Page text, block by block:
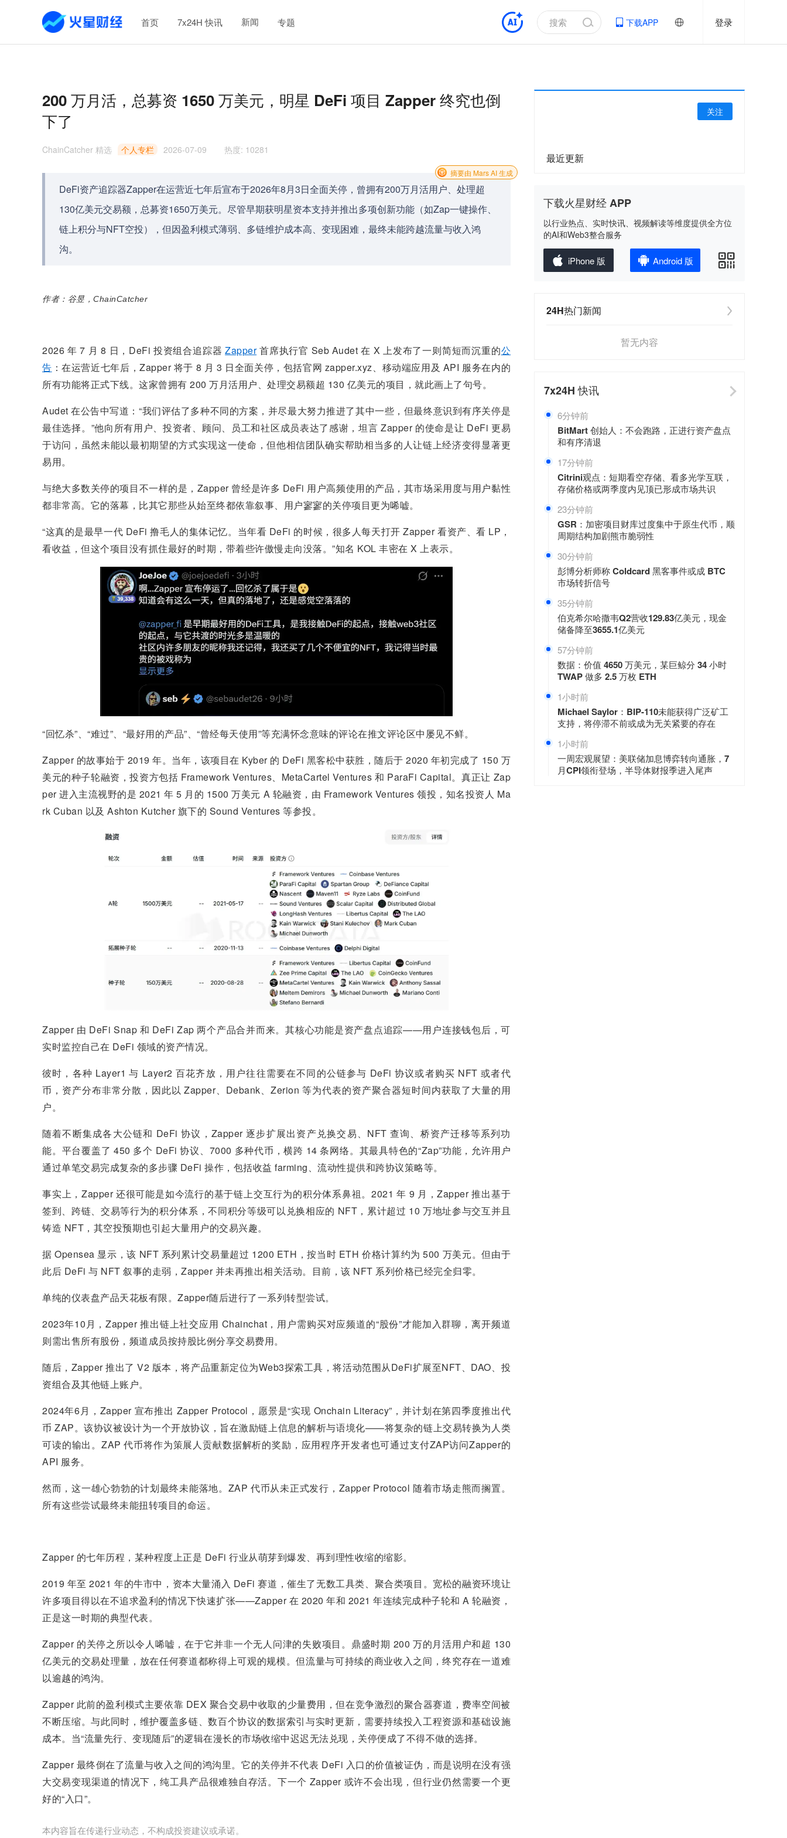
首页 7x24H 快讯 新闻 专题 下载APP 登录
200 万月活，总募资 1650 万美元，明星 DeFi 项目 Zapper 终究也倒
下了
ChainCatcher 精选 个人专栏 2026-07-09 热度: 10281
DeFi资产追踪器Zapper在运营近七年后宣布于2026年8月3日全面关停，曾拥有200万月活用户、处理超
130亿美元交易额，总募资1650万美元。尽管早期获明星资本支持并推出多项创新功能（如Zap一键操作、
链上积分与NFT空投），但因盈利模式薄弱、多链维护成本高、变现困难，最终未能跨越流量与收入鸿
沟。
摘要由 Mars AI 生成
作者：谷昱，ChainCatcher
2026 年 7 月 8 日，DeFi 投资组合追踪器Zapper首席执行官 Seb Audet 在 X 上发布了一则简短而沉重的公
告 ：在运营近七年后，Zapper 将于 8 月 3 日全面关停，包括官网 zapper.xyz、移动端应用及 API 服务在内的
所有功能将正式下线。这家曾拥有 200 万月活用户、处理交易额超 130 亿美元的项目，就此画上了句号。
Audet 在公告中写道：“我们评估了多种不同的方案，并尽最大努力推进了其中一些，但最终意识到有序关停是
最佳选择。”他向所有用户、投资者、顾问、员工和社区成员表达了感谢，坦言 Zapper 的使命是让 DeFi 更易
于访问，虽然未能以最初期望的方式实现这一使命，但他相信团队确实帮助相当多的人让链上经济变得显著更
易用。
与绝大多数关停的项目不一样的是，Zapper 曾经是许多 DeFi 用户高频使用的产品，其市场采用度与用户黏性
都非常高。它的落幕，比其它那些从始至终都依靠叙事、用户寥寥的关停项目更为唏嘘。
“这真的是最早一代 DeFi 撸毛人的集体记忆。当年看 DeFi 的时候，很多人每天打开 Zapper 看资产、看 LP，
看收益，但这个项目没有抓住最好的时期，带着些许傲慢走向没落。”知名 KOL 丰密在 X 上表示。
“回忆杀”、“难过”、“最好用的产品”、“曾经每天使用”等充满怀念意味的评论在推文评论区中屡见不鲜。
Zapper 的故事始于 2019 年。当年，该项目在 Kyber 的 DeFi 黑客松中获胜，随后于 2020 年初完成了 150 万
美元的种子轮融资，投资方包括 Framework Ventures、MetaCartel Ventures 和 ParaFi Capital。真正让 Zap
per 进入主流视野的是 2021 年 5 月的 1500 万美元 A 轮融资，由 Framework Ventures 领投，知名投资人 Ma
rk Cuban 以及 Ashton Kutcher 旗下的 Sound Ventures 等参投。
Zapper 由 DeFi Snap 和 DeFi Zap 两个产品合并而来。其核心功能是资产盘点追踪——用户连接钱包后，可
实时监控自己在 DeFi 领域的资产情况。
彼时，各种 Layer1 与 Layer2 百花齐放，用户往往需要在不同的公链参与 DeFi 协议或者购买 NFT 或者代
币，资产分布非常分散，因此以 Zapper、Debank、Zerion 等为代表的资产聚合器短时间内获取了大量的用
户。
随着不断集成各大公链和 DeFi 协议，Zapper 逐步扩展出资产兑换交易、NFT 查询、桥资产迁移等系列功
能。平台覆盖了 450 多个 DeFi 协议、7000 多种代币，横跨 14 条网络。其最具特色的“Zap”功能，允许用户
通过单笔交易完成复杂的多步骤 DeFi 操作，包括收益 farming、流动性提供和跨协议策略等。
事实上，Zapper 还很可能是如今流行的基于链上交互行为的积分体系鼻祖。2021 年 9 月，Zapper 推出基于
签到、跨链、交易等行为的积分体系，不同积分等级可以兑换相应的 NFT，累计超过 10 万地址参与交互并且
铸造 NFT，其空投预期也引起大量用户的交易兴趣。
据 Opensea 显示，该 NFT 系列累计交易量超过 1200 ETH，按当时 ETH 价格计算约为 500 万美元。但由于
此后 DeFi 与 NFT 叙事的走弱，Zapper 并未再推出相关活动。目前，该 NFT 系列价格已经完全归零。
单纯的仪表盘产品天花板有限。Zapper随后进行了一系列转型尝试。
2023年10月，Zapper 推出链上社交应用 Chainchat，用户需购买对应频道的“股份”才能加入群聊，离开频道
则需出售所有股份，频道成员按持股比例分享交易费用。
随后，Zapper 推出了 V2 版本，将产品重新定位为Web3探索工具，将活动范围从DeFi扩展至NFT、DAO、投
资组合及其他链上账户。
2024年6月，Zapper 宣布推出 Zapper Protocol，愿景是“实现 Onchain Literacy”，并计划在第四季度推出代
币 ZAP。该协议被设计为一个开放协议，旨在激励链上信息的解析与语境化——将复杂的链上交易转换为人类
可读的输出。ZAP 代币将作为策展人贡献数据解析的奖励，应用程序开发者也可通过支付ZAP访问Zapper的
API 服务。
然而，这一雄心勃勃的计划最终未能落地。ZAP 代币从未正式发行 ，Zapper Protocol 随着市场走熊而搁置。
所有这些尝试最终未能扭转项目的命运。
Zapper 的七年历程，某种程度上正是 DeFi 行业从萌芽到爆发、再到理性收缩的缩影。
2019 年至 2021 年的牛市中，资本大量涌入 DeFi 赛道，催生了无数工具类、聚合类项目。宽松的融资环境让
许多项目得以在不追求盈利的情况下快速扩张——Zapper 在 2020 年和 2021 年连续完成种子轮和 A 轮融资，
正是这一时期的典型代表。
Zapper 的关停之所以令人唏嘘，在于它并非一个无人问津的失败项目。鼎盛时期 200 万的月活用户和超 130
亿美元的交易处理量，放在任何赛道都称得上可观的规模。但流量与可持续的商业收入之间，终究存在一道难
以逾越的鸿沟。
Zapper 此前的盈利模式主要依靠 DEX 聚合交易中收取的少量费用，但在竞争激烈的聚合器赛道，费率空间被
不断压缩。与此同时，维护覆盖多链、数百个协议的数据索引与实时更新，需要持续投入工程资源和基础设施
成本。当“流量先行、变现随后”的逻辑在漫长的市场收缩中迟迟无法兑现，关停便成了不得不做的选择。
Zapper 最终倒在了流量与收入之间的鸿沟里。它的关停并不代表 DeFi 入口的价值被证伪，而是说明在没有强
大交易变现渠道的情况下，纯工具产品很难独自存活。下一个 Zapper 或许不会出现，但行业仍然需要一个更
好的“入口”。
本内容旨在传递行业动态，不构成投资建议或承诺。
关注
最近更新
下载火星财经 APP
以行业热点、实时快讯、视频解读等维度提供全方位
的AI和Web3整合服务
iPhone 版 Android 版
24H热门新闻
暂无内容
7x24H快讯
6分钟前
BitMart 创始人：不会跑路，正进行资产盘点
和有序清退
17分钟前
Citrini观点：短期看空存储、看多光学互联，
存储价格或两季度内见顶已形成市场共识
23分钟前
GSR：加密项目财库过度集中于原生代币，顺
周期结构加剧熊市脆弱性
30分钟前
彭博分析师称 Coldcard 黑客事件或成 BTC
市场转折信号
35分钟前
伯克希尔哈撒韦Q2营收129.83亿美元，现金
储备降至3655.1亿美元
57分钟前
数据：价值 4650 万美元，某巨鲸分 34 小时
TWAP 做多 2.5 万枚 ETH
1小时前
Michael Saylor：BIP-110未能获得广泛矿工
支持，将停滞不前或成为无关紧要的存在
1小时前
一周宏观展望：美联储加息博弈转向通胀，7
月CPI领衔登场，半导体财报季进入尾声